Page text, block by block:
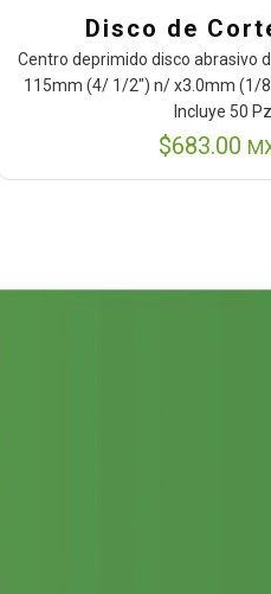
Disco de
Centro deprimido disco abrasivo
115mm (4/ 1/2″) n/ x3.0mm (1/
Incluye 50 Pz
$683.00